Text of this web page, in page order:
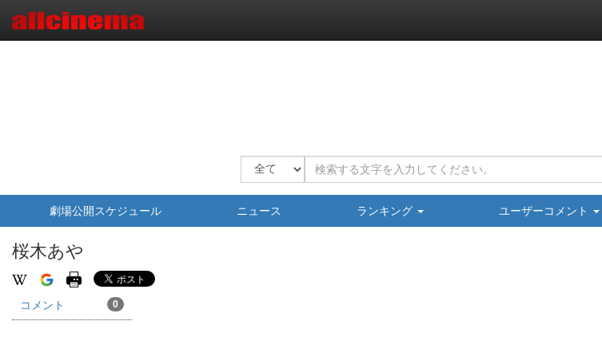
劇場公開スケジュール ニュース ランキング ユーザーコメント
桜木あや
コメント 0